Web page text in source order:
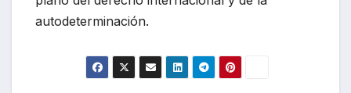
autodeterminación.